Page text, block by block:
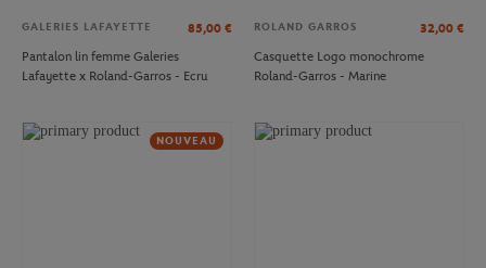
GALERIES LAFAYETTE 85,00 €
Pantalon lin femme Galeries
Lafayette x Roland-Garros - Ecru
ROLAND GARROS 32,00 €
Casquette Logo monochrome
Roland-Garros - Marine
NOUVEAU